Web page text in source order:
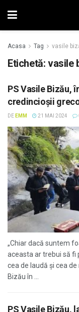
Acasa Tag vasile
Etichetă: vasile
PS Vasile Bizău,
credincioșii
DE EMM 21 MAI 2024
„Chiar dacă suntem
aceasta ar trebui să fi
cea de laudă și cea
Bizău în ...
PS Vasile Bizău,